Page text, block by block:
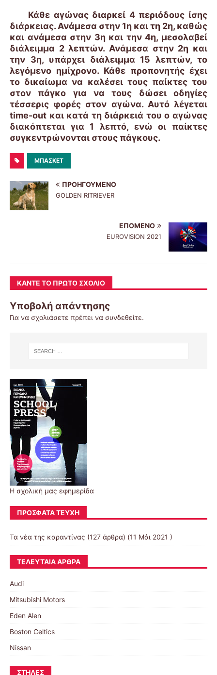
Κάθε αγώνας διαρκεί 4 περιόδους ίσης
διάρκειας. Ανάμεσα στην 1η και τη 2η, καθώς
και ανάμεσα στην 3η και την 4η, μεσολαβεί
διάλειμμα 2 λεπτών. Ανάμεσα στην 2η και
την 3η, υπάρχει διάλειμμα 15 λεπτών, το
λεγόμενο ημίχρονο. Κάθε προπονητής έχει
το δικαίωμα να καλέσει τους παίκτες του
στον πάγκο για να τους δώσει οδηγίες
τέσσερις φορές στον αγώνα. Αυτό λέγεται
time-out και κατά τη διάρκειά του ο αγώνας
διακόπτεται για 1 λεπτό, ενώ οι παίκτες
συγκεντρώνονται στους πάγκους.
ΜΠΆΣΚΕΤ
ΠΡΟΗΓΟΎΜΕΝΟ
GOLDEN RITRIEVER
ΕΠΌΜΕΝΟ
EUROVISION 2021
ΚΆΝΤΕ ΤΟ ΠΡΏΤΟ ΣΧΌΛΙΟ
Υποβολή απάντησης
Για να σχολιάσετε πρέπει να συνδεθείτε.
Η σχολική μας εφημερίδα
ΠΡΌΣΦΑΤΑ ΤΕΎΧΗ
Τα νέα της καραντίνας (127 άρθρα) (11 Μάι 2021 )
ΤΕΛΕΥΤΑΊΑ ΆΡΘΡΑ
Audi
Mitsubishi Motors
Eden Alen
Boston Celtics
Nissan
ΣΤΉΛΕΣ